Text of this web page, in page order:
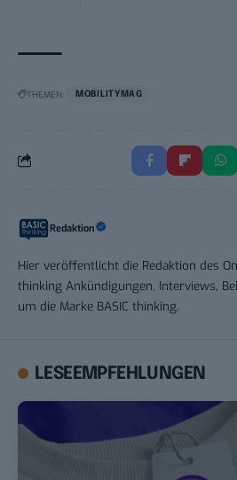
THEMEN: MOBILITYMAG
Redaktion
Hier veröffentlicht die Redaktion des
thinking Ankündigungen, Interviews,
um die Marke BASIC thinking.
LESEEMPFEHLUNGEN